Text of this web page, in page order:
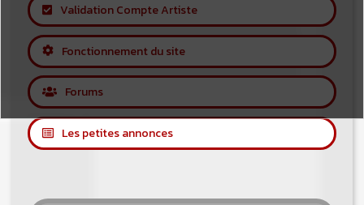
Validation Compte Artiste
Fonctionnement du site
Forums
Les petites annonces